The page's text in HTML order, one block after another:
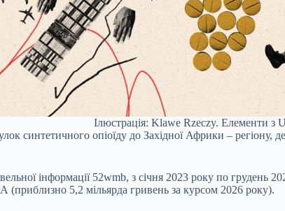
Ілюстрація: Klawe Rzeczy. Елементи з
синтетичного опіоїду до Західної Африки –
інформації 52wmb, з січня 2023 року по грудень
5,2 мільярда гривень за курсом 2026 року).